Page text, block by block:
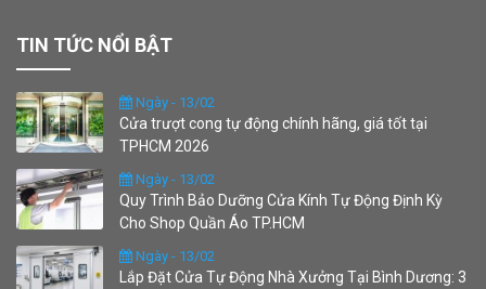
TIN TỨC NỔI BẬT
Ngày - 13/02
Cửa trượt cong tự động chính hãng, giá tốt tại
TPHCM 2026
Ngày - 13/02
Quy Trình Bảo Dưỡng Cửa Kính Tự Động Định Kỳ
Cho Shop Quần Áo TP.HCM
Ngày - 13/02
Lắp Đặt Cửa Tự Động Nhà Xưởng Tại Bình Dương: 3